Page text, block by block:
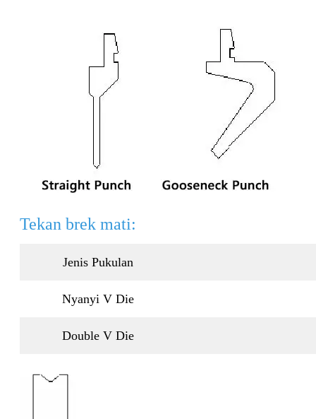
Tekan brek mati:
Jenis Pukulan
Nyanyi V Die
Double V Die